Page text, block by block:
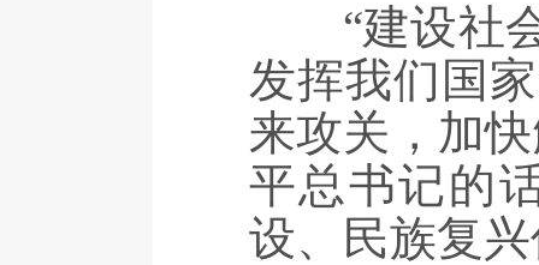
“建设社会
发挥我们国
来攻关，加
平总书记的
设、民族复